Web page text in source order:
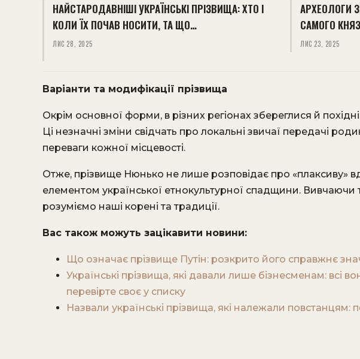
НАЙСТАРОДАВНІШІ УКРАЇНСЬКІ ПРІЗВИЩА: ХТО І
КОЛИ ЇХ ПОЧАВ НОСИТИ, ТА ЩО…
ЛИС 28, 2025
АРХЕОЛОГИ
САМОГО
ЛИС 23, 2025
Варіанти та модифікації прізвища
Окрім основної форми, в різних регіонах збереглися й
Ці незначні зміни свідчать про локальні звичаї передачі
переваги кожної місцевості.
Отже, прізвище Нюнько не лише розповідає про «плаксиву»
елементом української етнокультурної спадщини. Вивчаючи
розуміємо наші корені та традиції.
Вас також можуть зацікавити новини:
Що означає прізвище Путін: розкрито його справжнє
Українські прізвища, які давали лише бізнесменам: всі
перевірте своє у списку
Назвали українські прізвища, які належали повстанцям: